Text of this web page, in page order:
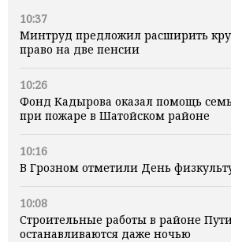
10:37
Минтруд предложил расширить
право на две пенсии
10:26
Фонд Кадырова оказал помощь
при пожаре в Шатойском районе
10:16
В Грозном отметили День
10:08
Строительные работы в районе
останавливаются даже ночью